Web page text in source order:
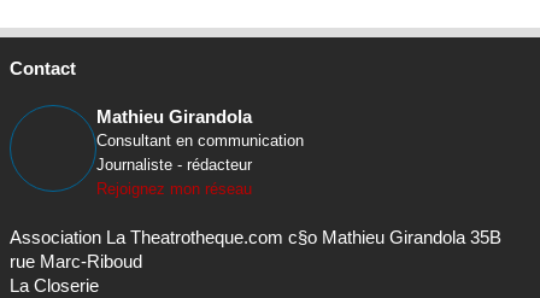
Contact
Mathieu Girandola
Consultant en communication
Journaliste - rédacteur
Rejoignez mon réseau
Association La Theatrotheque.com c§o Mathieu Girandola 35B
rue Marc-Riboud
La Closerie